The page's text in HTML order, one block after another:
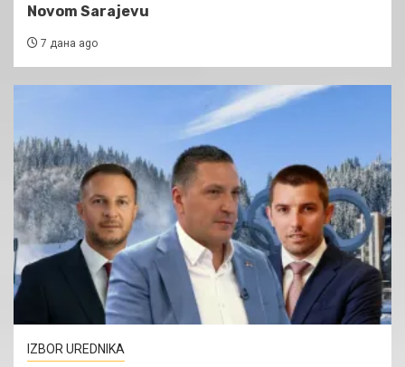
Novom Sarajevu
7 дана ago
IZBOR UREDNIKA